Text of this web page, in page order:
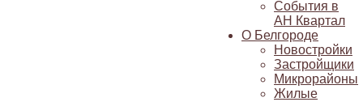
События в
АН Квартал
О Белгороде
Новостройки
Застройщики
Микрорайоны
Жилые